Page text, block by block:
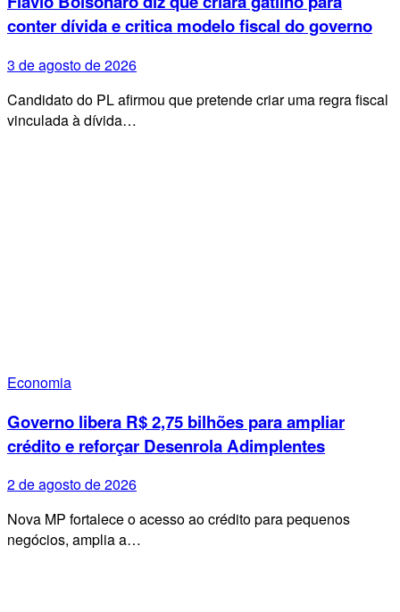
conter dívida e critica modelo fiscal do governo
3 de agosto de 2026
Candidato do PL afirmou que pretende criar uma regra fiscal
vinculada à dívida…
Economia
Governo libera R$ 2,75 bilhões para ampliar
crédito e reforçar Desenrola Adimplentes
2 de agosto de 2026
Nova MP fortalece o acesso ao crédito para pequenos
negócios, amplia a…